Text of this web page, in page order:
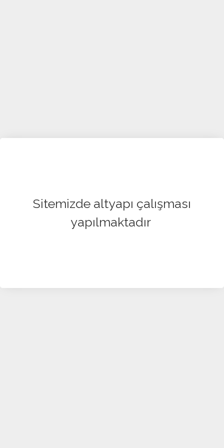
Sitemizde altyapı çalışması
yapılmaktadır